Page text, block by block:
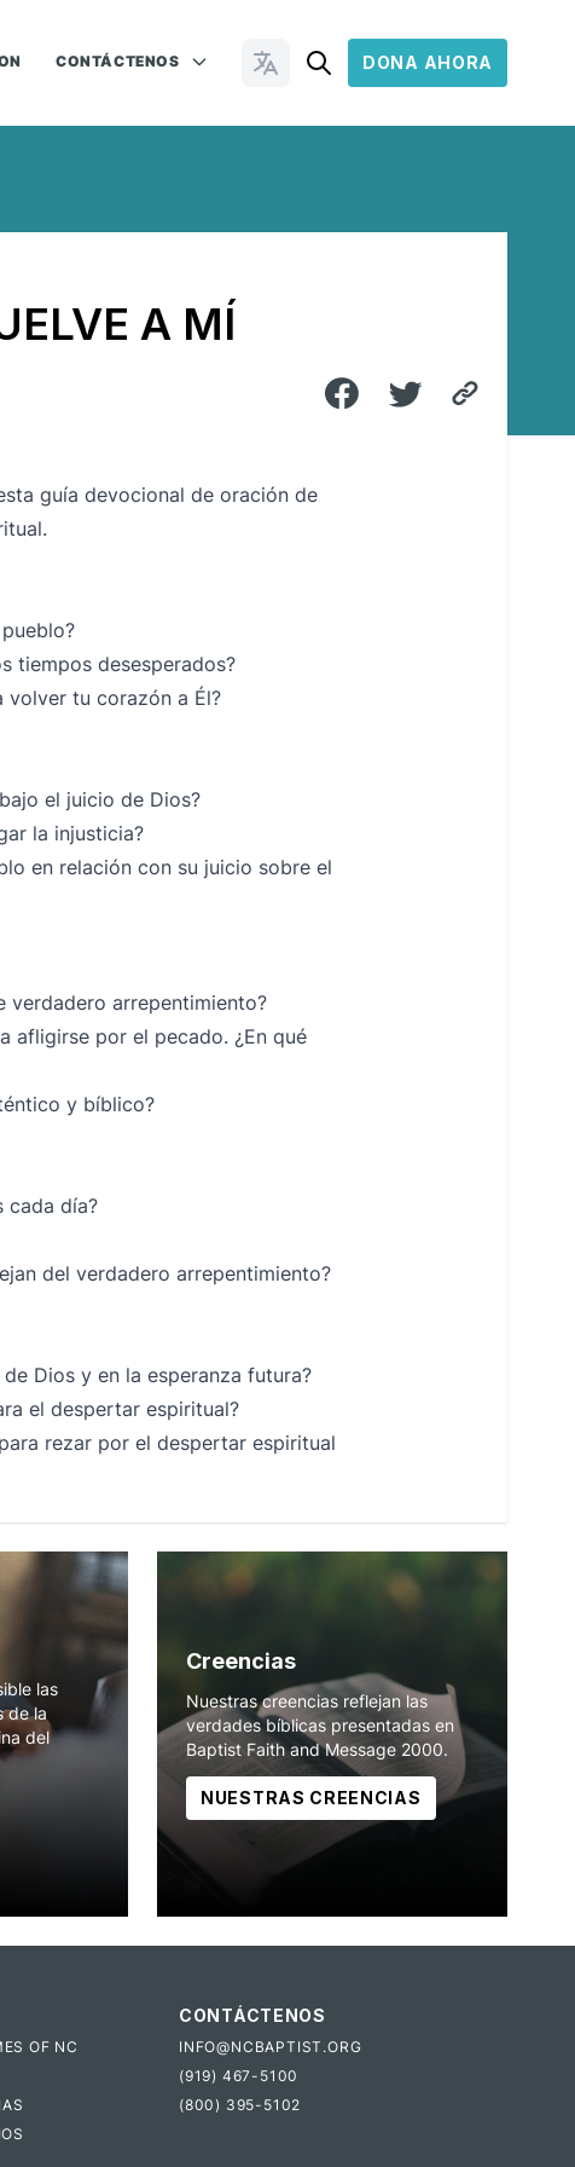
CONTÁCTENOS Cambiar idiomaDONA AHORA
A MÍ
guía devocional de oración de
tiempos desesperados?
volver tu corazón a Él?
el juicio de Dios?
la injusticia?
en relación con su juicio sobre el
verdadero arrepentimiento?
afligirse por el pecado. ¿En qué
y bíblico?
cada día?
del verdadero arrepentimiento?
Dios y en la esperanza futura?
el despertar espiritual?
rezar por el despertar espiritual
las
de la
del
Creencias
Nuestras creencias reflejan las
verdades bíblicas presentadas en
Baptist Faith and Message 2000.
NUESTRAS CREENCIAS
OF NC
CONTÁCTENOS
INFO@NCBAPTIST.ORG
(919) 467-5100
(800) 395-5102